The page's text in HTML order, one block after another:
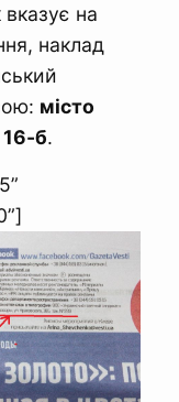
на
наклад
місто
16-б.